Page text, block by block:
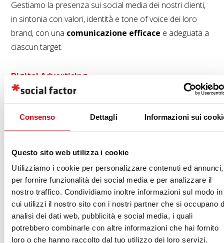
Consenso Dettagli Informazioni sui
Questo sito web utilizza i cookie
Utilizziamo i cookie per personalizzare contenuti ed annunci,
per fornire funzionalità dei social media e per analizzare il
nostro traffico. Condividiamo inoltre informazioni sul modo in
cui utilizzi il nostro sito con i nostri partner che si occupano
analisi dei dati web, pubblicità e social media, i quali
potrebbero combinarle con altre informazioni che hai fornito
loro o che hanno raccolto dal tuo utilizzo dei loro servizi.
Gestiamo la presenza sui social media dei nostri clienti,
in sintonia con valori, identità e tone of voice dei loro
brand, con una comunicazione efficace e adeguata a
ciascun target.
Digital Advertising
Pianifichiamo e ottimizziamo continuativamente
piattaforme adv, per
massimizzare il ROASe il ritorno
sull’investimento.
Produciamo contenuti coinvolgenti e di qualità che
rispecchiano l’identità del brand, conpiani editoriali
studiati su misura per aumentare visibilità, engagement e
condivisioni social.